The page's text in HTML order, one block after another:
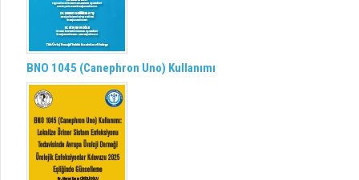
BNO 1045 (Canephron Uno) Kullanımı